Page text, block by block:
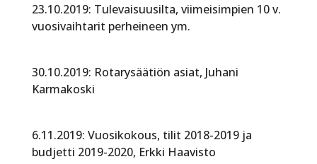
23.10.2019: Tulevaisuusilta, viimeisimpien 10 v.
vuosivaihtarit perheineen ym.
30.10.2019: Rotarysäätiön asiat, Juhani
Karmakoski
6.11.2019: Vuosikokous, tilit 2018-2019 ja
budjetti 2019-2020, Erkki Haavisto